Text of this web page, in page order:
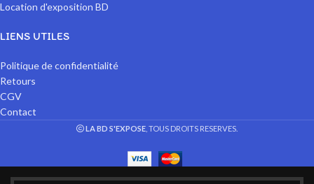
Location d'exposition BD
LIENS UTILES
Politique de confidentialité
Retours
CGV
Contact
LA BD S'EXPOSE , TOUS DROITS RESERVES.